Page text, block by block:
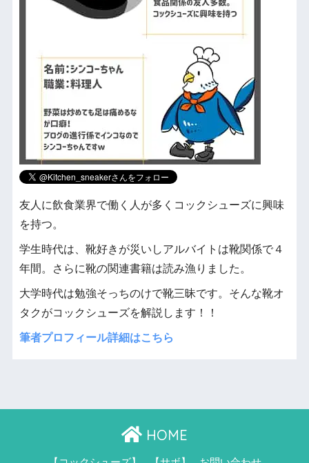
友人に飲食業界で働く人が多くコックシューズに興味
を持つ。
学生時代は、靴好きが災いしアルバイトは靴関係で４
年間。さらに靴の関連書籍は読み漁りました。
大学時代は勉強そっちのけで靴三昧です。そんな靴オ
タクがコックシューズを解説します！！
筆者プロフィール詳細はこちら
HOME